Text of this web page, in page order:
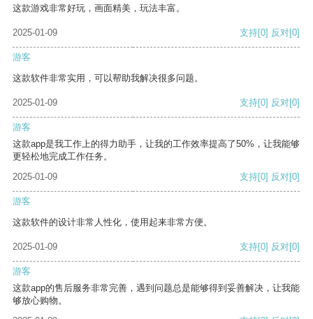
这款游戏非常好玩，画面精美，玩法丰富。
2025-01-09 支持[0] 反对[0]
游客
这款软件非常实用，可以帮助我解决很多问题。
2025-01-09 支持[0] 反对[0]
游客
这款app是我工作上的得力助手，让我的工作效率提高了50%，让我能够
更轻松地完成工作任务。
2025-01-09
支持[0] 反对[0]
游客
这款软件的设计非常人性化，使用起来非常方便。
2025-01-09 支持[0] 反对[0]
游客
这款app的售后服务非常完善，遇到问题总是能够得到妥善解决，让我能
够放心购物。